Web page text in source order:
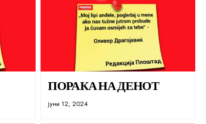
ПОРАКА НА ДЕНОТ
јуни 12, 2024